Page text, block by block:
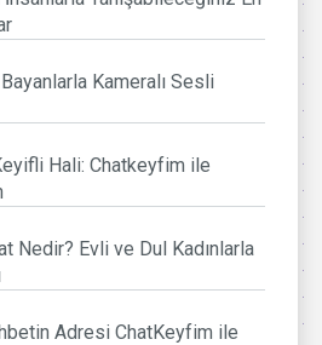
Kameralı Sesli
Hali: Chatkeyfim ile
Nedir? Evli ve Dul Kadınlarla
Adresi ChatKeyfim ile